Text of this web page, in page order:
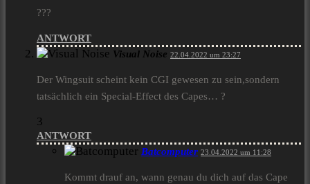
???
ANTWORT
Visual Noise 22.04.2022 um 23:27
Der Wingsuit scheint kein CGI gewesen zu sein,sondern
tatsächlich ein Special-Effect des Capes… ?
3
ANTWORT
Batcomputer 23.04.2022 um 11:28
Kommt drauf an, wann genau du dich auf das Cape